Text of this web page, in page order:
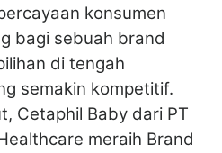
konsumen
bagi sebuah brand
di tengah
semakin kompetitif.
Cetaphil Baby dari PT
meraih Brand